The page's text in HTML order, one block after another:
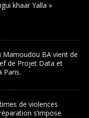
khaar Yalla »
BA vient de
de Projet Data et
Paris.
de violences
s’impose